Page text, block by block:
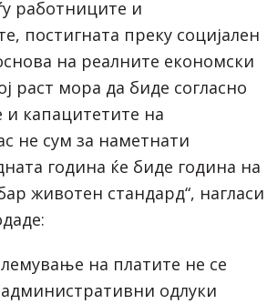
работниците и
постигната преку социјален
на реалните економски
раст мора да биде согласно
и капацитетите на
не сум за наметнати
година ќе биде година на
животен стандард“, нагласи
на платите не се
административни одлуки